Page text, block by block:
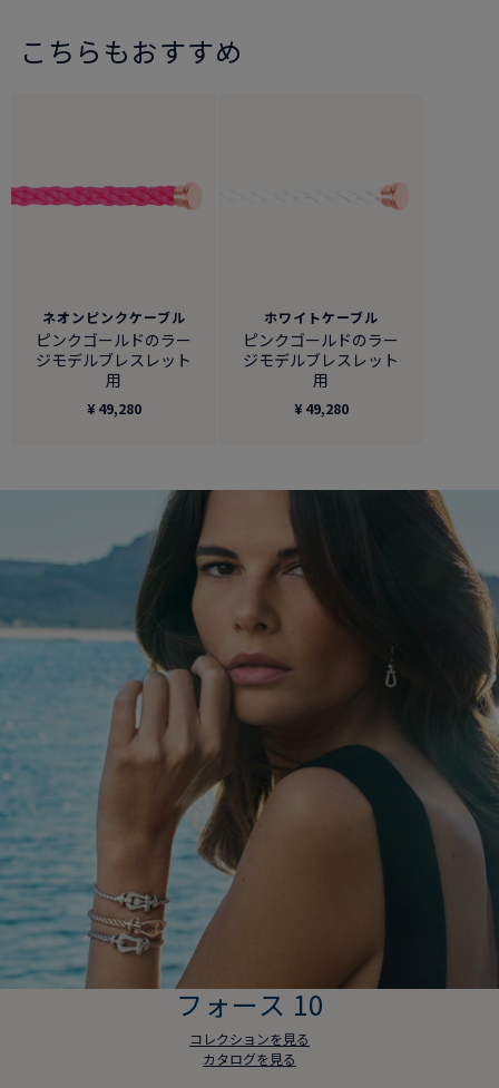
こちらもおすすめ
ネオンピンクケーブル
ピンクゴールドのラー
ジモデルブレスレット
用
¥ 49,280
ホワイトケーブル
ピンクゴールドのラー
ジモデルブレスレット
用
¥ 49,280
フォース 10
コレクションを見る
カタログを見る